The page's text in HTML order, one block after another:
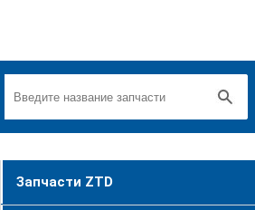
Запчасти ZTD